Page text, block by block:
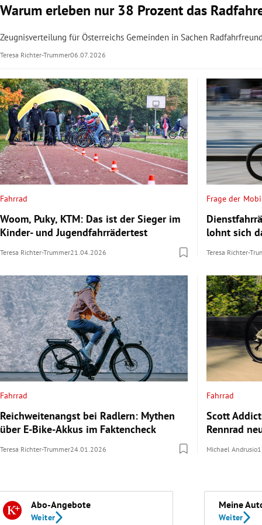
Warum erleben nur 38 Prozent das
Zeugnisverteilung für Österreichs Gemeinden in Sachen
Teresa Richter-Trummer06.07.2026
Fahrrad
Woom, Puky, KTM: Das ist der Sieger im
Kinder- und Jugendfahrrädertest
Teresa Richter-Trummer21.04.2026
Frage der
lohnt sich
Teresa Richter-
Fahrrad
Reichweitenangst bei Radlern: Mythen
über E-Bike-Akkus im Faktencheck
Teresa Richter-Trummer24.01.2026
Fahrrad
Scott
Rennrad
Michael Andrusio
Abo-Angebote
Weiter
Meine
Weiter